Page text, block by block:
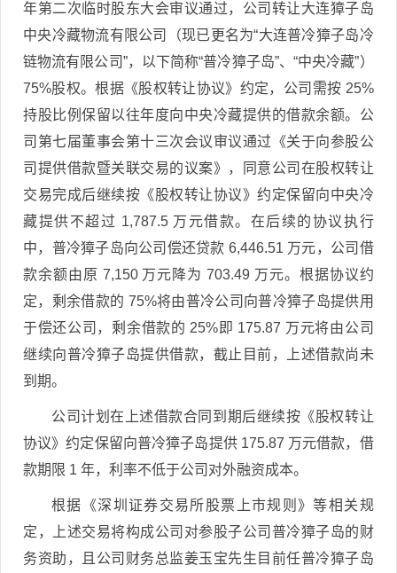
年第二次临时股东大会审议通过，公司转让大连獐子岛
中央冷藏物流有限公司（现已更名为“大连普冷獐子岛冷
链物流有限公司”，以下简称“普冷獐子岛”、“中央冷藏”）
75%股权。根据《股权转让协议》约定，公司需按 25%
持股比例保留以往年度向中央冷藏提供的借款余额。公
司第七届董事会第十三次会议审议通过《关于向参股公
司提供借款暨关联交易的议案》，同意公司在股权转让
交易完成后继续按《股权转让协议》约定保留向中央冷
藏提供不超过 1,787.5 万元借款。在后续的协议执行
中，普冷獐子岛向公司偿还贷款 6,446.51 万元，公司借
款余额由原 7,150 万元降为 703.49 万元。根据协议约
定，剩余借款的 75%将由普冷公司向普冷獐子岛提供用
于偿还公司，剩余借款的 25%即 175.87 万元将由公司
继续向普冷獐子岛提供借款，截止目前，上述借款尚未
到期。
公司计划在上述借款合同到期后继续按《股权转让
协议》约定保留向普冷獐子岛提供 175.87 万元借款，借
款期限 1 年，利率不低于公司对外融资成本。
根据《深圳证券交易所股票上市规则》等相关规
定，上述交易将构成公司对参股子公司普冷獐子岛的财
务资助，且公司财务总监姜玉宝先生目前任普冷獐子岛